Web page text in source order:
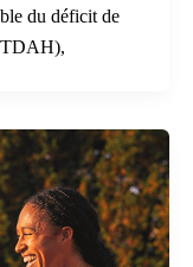
du déficit de